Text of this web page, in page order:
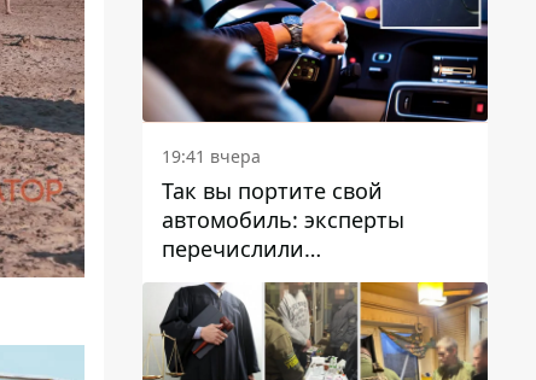
19:41 вчера
Так вы портите свой
автомобиль: эксперты
перечислили
распространенные
привычки водителей,
которые на самом деле
вредят машине